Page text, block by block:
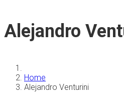
Alejandro
Home
Alejandro Venturini